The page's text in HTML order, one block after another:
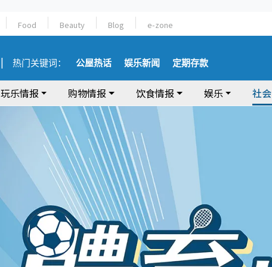
Food Beauty Blog e-zone
热门关键词： 公屋热话 娱乐新闻 定期存款
玩乐情报 购物情报 饮食情报 娱乐 社会